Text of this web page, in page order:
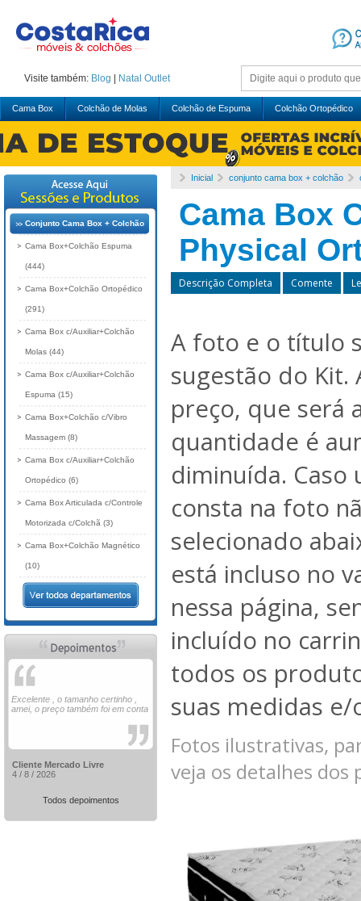
Visite também: Blog Natal Outlet
Cama Box Colchão de Molas Colchão de Espuma Colchão Ortopédico
Inicial conjunto cama box + colchão
Cama Box
Physical
Descrição Completa Comente
A foto e o título
sugestão do Kit.
preço, que será
quantidade é
diminuída.
consta na foto
selecionado
está incluso no
nessa página,
incluído no
todos os
suas medidas e/
Fotos ilustrativas,
veja os detalhes dos
Conjunto Cama Box + Colchão
Cama Box+Colchão Espuma
(444)
Cama Box+Colchão Ortopédico
(291)
Cama Box c/Auxiliar+Colchão
Molas (44)
Cama Box c/Auxiliar+Colchão
Espuma (15)
Cama Box+Colchão c/Vibro
Massagem (8)
Cama Box c/Auxiliar+Colchão
Ortopédico (6)
Cama Box Articulada c/Controle
Motorizada c/Colchã (3)
Cama Box+Colchão Magnético
(10)
Excelente , o tamanho certinho ,
amei, o preço também foi em conta
Cliente Mercado Livre
4 / 8 / 2026
Todos depoimentos